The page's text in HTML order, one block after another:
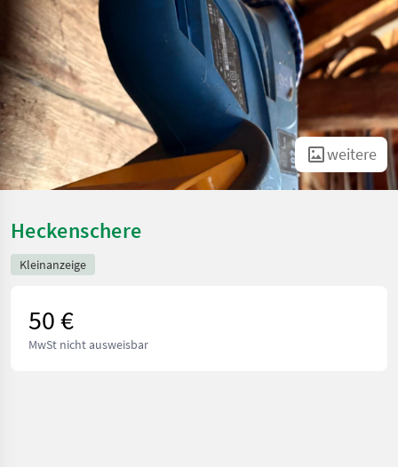
weitere
Heckenschere
Kleinanzeige
50 €
MwSt nicht ausweisbar